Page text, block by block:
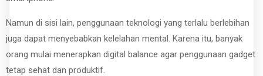
Namun di sisi lain, penggunaan teknologi yang terlalu berlebihan
juga dapat menyebabkan kelelahan mental. Karena itu, banyak
orang mulai menerapkan digital balance agar penggunaan gadget
tetap sehat dan produktif.